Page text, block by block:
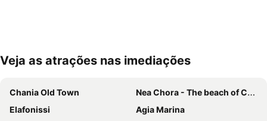
Ampliar mapa
Veja as atrações nas imediações
Chania Old Town
Nea Chora - The beach of Chania
Elafonissi
Agia Marina